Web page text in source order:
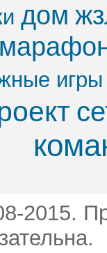
дом
игры
2015.